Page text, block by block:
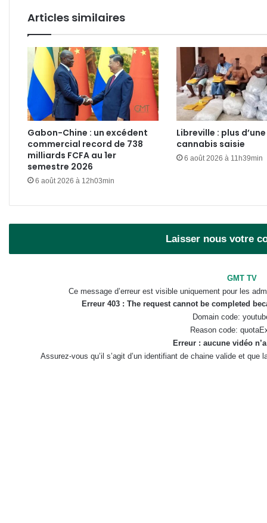
Articles similaires
Gabon-Chine : un excédent
commercial record de 738
milliards FCFA au 1er
semestre 2026
6 août 2026 à 12h03min
Libreville : plus
cannabis saisie
6 août 2026 à 11h39min
Laisser nous votre
GMT TV
Ce message d’erreur est visible uniquement pour les
Erreur 403 : The request cannot be completed
Domain code:
Reason code:
Erreur : aucune vidéo
Assurez-vous qu’il s’agit d’un identifiant de chaine valide et